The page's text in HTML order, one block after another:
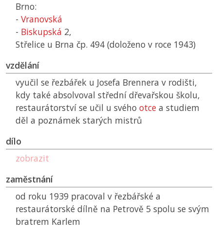
Brno:
- Vranovská
- Biskupská 2,
Střelice u Brna čp. 494 (doloženo v roce 1943)
vzdělání
vyučil se řezbářek u Josefa Brennera v rodišti,
kdy také absolvoval střední dřevařskou školu,
restaurátorství se učil u svého otce a studiem
děl a poznámek starých mistrů
dílo
zobrazit
zaměstnání
od roku 1939 pracoval v řezbářské a
restaurátorské dílně na Petrově 5 spolu se svým
bratrem Karlem